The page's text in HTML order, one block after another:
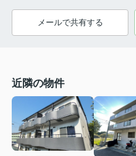
メールで共有する
近隣の物件